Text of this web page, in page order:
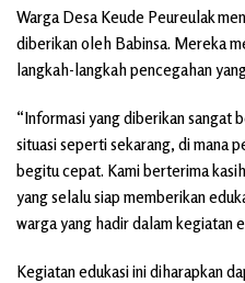
Warga Desa Keude Peureulak
diberikan oleh Babinsa. Mereka
langkah-langkah pencegahan
“Informasi yang diberikan sangat
situasi seperti sekarang, di mana
begitu cepat. Kami berterima
yang selalu siap memberikan
warga yang hadir dalam kegiatan
Kegiatan edukasi ini diharapkan